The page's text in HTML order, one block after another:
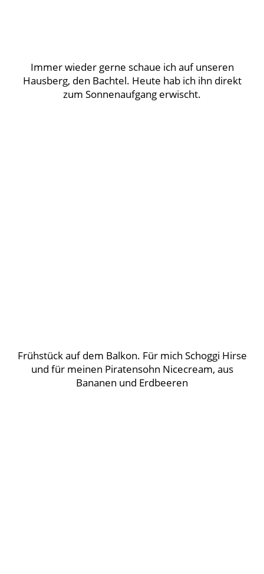
Immer wieder gerne schaue ich auf unseren
Hausberg, den Bachtel. Heute hab ich ihn direkt
zum Sonnenaufgang erwischt.
Frühstück auf dem Balkon. Für mich Schoggi Hirse
und für meinen Piratensohn Nicecream, aus
Bananen und Erdbeeren